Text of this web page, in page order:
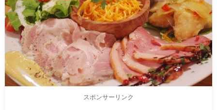
スポンサーリンク